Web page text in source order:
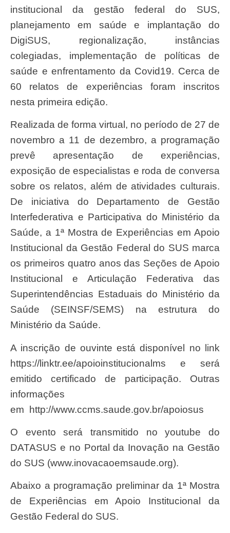
institucional da gestão federal do SUS,
planejamento em saúde e implantação do
DigiSUS, regionalização, instâncias
colegiadas, implementação de políticas de
saúde e enfrentamento da Covid19. Cerca de
60 relatos de experiências foram inscritos
nesta primeira edição.
Realizada de forma virtual, no período de 27 de
novembro a 11 de dezembro, a programação
prevê apresentação de experiências,
exposição de especialistas e roda de conversa
sobre os relatos, além de atividades culturais.
De iniciativa do Departamento de Gestão
Interfederativa e Participativa do Ministério da
Saúde, a 1ª Mostra de Experiências em Apoio
Institucional da Gestão Federal do SUS marca
os primeiros quatro anos das Seções de Apoio
Institucional e Articulação Federativa das
Superintendências Estaduais do Ministério da
Saúde (SEINSF/SEMS) na estrutura do
Ministério da Saúde.
A inscrição de ouvinte está disponível no link
https://linktr.ee/apoioinstitucionalms e será
emitido certificado de participação. Outras
informações
em http://www.ccms.saude.gov.br/apoiosus
O evento será transmitido no youtube do
DATASUS e no Portal da Inovação na Gestão
do SUS (www.inovacaoemsaude.org).
Abaixo a programação preliminar da 1ª Mostra
de Experiências em Apoio Institucional da
Gestão Federal do SUS.